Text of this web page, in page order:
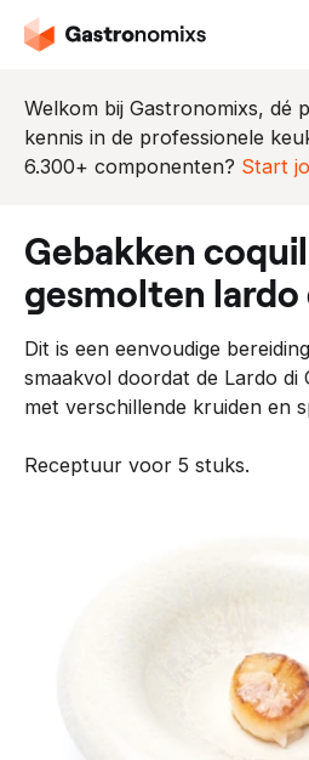
Welkom bij Gastronomixs, dé
kennis in de professionele
6.300+ componenten? Start
gebakken coquille met
gesmolten
Dit is een eenvoudige
smaakvol doordat de Lardo di
met verschillende kruiden en
Receptuur voor 5 stuks.